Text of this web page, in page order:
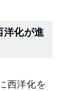
洋化が進
西洋化を